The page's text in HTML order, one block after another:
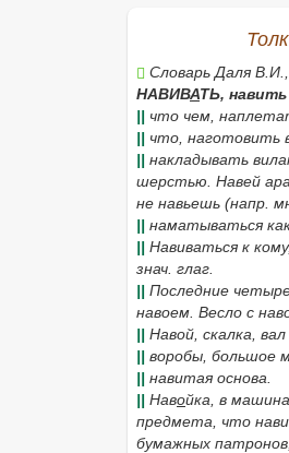
Словарь Даля
НАВИВАТЬ, навить
|| что чем,
|| что, наготовить
|| накладывать
шерстью. Навей
не навьешь (напр.
|| наматываться
|| Навиваться к кому,
знач. глаг.
|| Последние
навоем. Весло с
|| Навой, скалка,
|| воробы, большое
|| навитая основа.
|| Навойка, в
предмета, что
бумажных